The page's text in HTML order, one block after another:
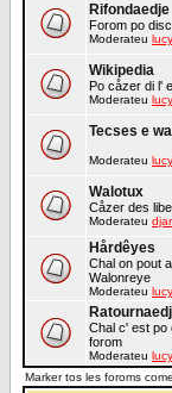
Rifondaedje
Forom po
Moderateu
Wikipedia
Po cåzer di l'
Moderateu
Tecses e
Moderateu
Walotux
Cåzer des
Moderateu
Hårdêyes
Chal on pout
Walonreye
Moderateu
Chal c' est po
forom
Moderateu
Marker tos les foroms